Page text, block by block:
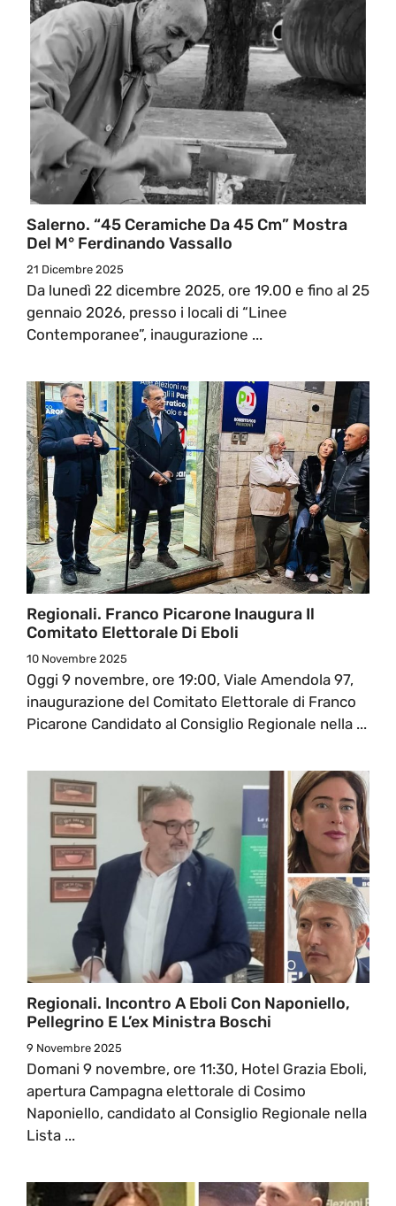
Salerno. “45 Ceramiche Da 45 Cm” Mostra
Del M° Ferdinando Vassallo
21 Dicembre 2025
Da lunedì 22 dicembre 2025, ore 19.00 e fino al 25
gennaio 2026, presso i locali di “Linee
Contemporanee”, inaugurazione ...
Regionali. Franco Picarone Inaugura Il
Comitato Elettorale Di Eboli
10 Novembre 2025
Oggi 9 novembre, ore 19:00, Viale Amendola 97,
inaugurazione del Comitato Elettorale di Franco
Picarone Candidato al Consiglio Regionale nella ...
Regionali. Incontro A Eboli Con Naponiello,
Pellegrino E L’ex Ministra Boschi
9 Novembre 2025
Domani 9 novembre, ore 11:30, Hotel Grazia Eboli,
apertura Campagna elettorale di Cosimo
Naponiello, candidato al Consiglio Regionale nella
Lista ...